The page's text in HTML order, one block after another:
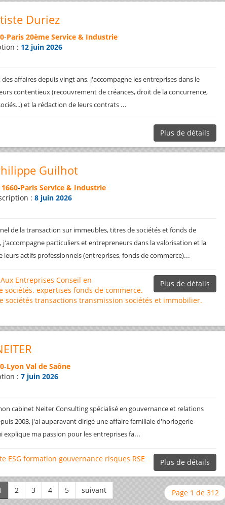
Duriez
-Paris 20ème Service & Industrie
: 12 juin 2026
affaires depuis vingt ans, j'accompagne les entreprises dans le
contentieux (recouvrement de créances, droit de la concurrence,
et la rédaction de leurs contrats ...
Plus de détails
Guilhot
1660-Paris Service & Industrie
: 8 juin 2026
de la transaction sur immeubles, titres de sociétés et fonds de
j'accompagne particuliers et entrepreneurs dans la valorisation et la
leurs actifs professionnels (entreprises, fonds de commerce)...
Plus de détails
Entreprises Conseil en
sociétés. expertises fonds de commerce.
sociétés transactions transmission sociétés et immobilier.
-Lyon Val de Saône
:7 juin 2026
cabinet Neiter Consulting spécialisé en gouvernance et relations
2003, j'ai auparavant dirigé une affaire familiale d'horlogerie-
explique ma passion pour les entreprises fa...
Plus de détails
ESG formation gouvernance risques RSE
Page 1 de 312